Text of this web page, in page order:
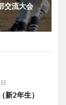
交流大会
2年生）